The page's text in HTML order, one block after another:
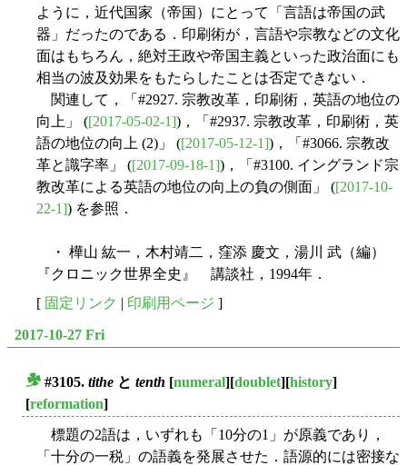
ように，近代国家（帝国）にとって「言語は帝国の武
器」だったのである．印刷術が，言語や宗教などの文化
面はもちろん，絶対王政や帝国主義といった政治面にも
相当の波及効果をもたらしたことは否定できない．
関連して，「#2927. 宗教改革，印刷術，英語の地位の
向上」 ([2017-05-02-1])，「#2937. 宗教改革，印刷術，英
語の地位の向上 (2)」 ([2017-05-12-1])，「#3066. 宗教改
革と識字率」 ([2017-09-18-1])，「#3100. イングランド宗
教改革による英語の地位の向上の負の側面」 ([2017-10-
22-1]) を参照．
・ 樺山 紘一，木村靖二，窪添 慶文，湯川 武（編）
『クロニック世界全史』 講談社，1994年．
[ 固定リンク | 印刷用ページ ]
2017-10-27 Fri
#3105. tithe と tenth [numeral][doublet][history]
[reformation]
標題の2語は，いずれも「10分の1」が原義であり，
「十分の一税」の語義を発展させた．語源的には密接な